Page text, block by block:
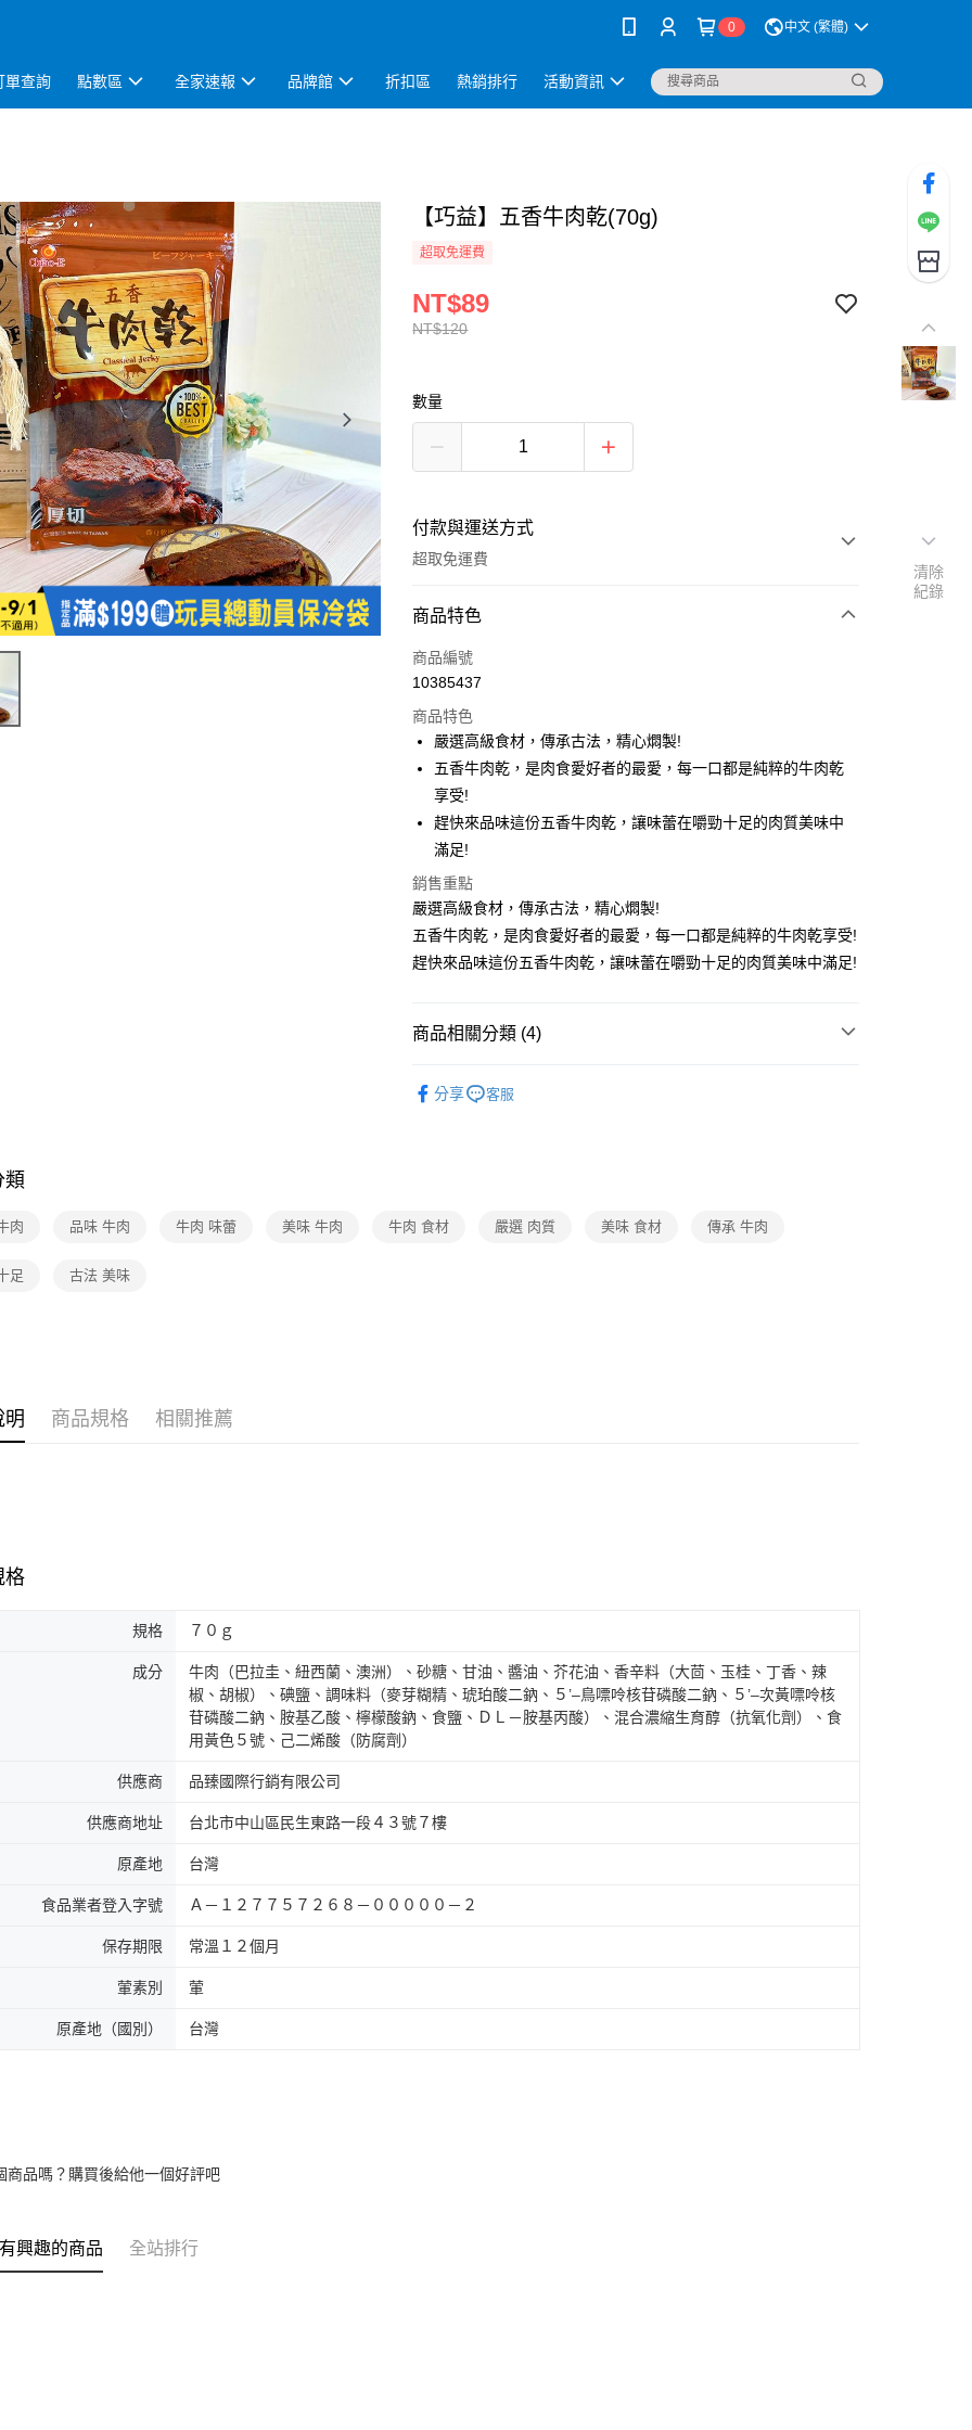
0 中文 (繁體)
單查詢 點數區 全家速報 品牌館 折扣區 熱銷排行 活動資訊
【巧益】五香牛肉乾(70g)
超取免運費
NT$120
NT$89
數量
付款與運送方式
超取免運費
付款方式
全家線上支付
運送方式
全家取貨付款
免運費
常溫-付款後全家取貨
免運費
商品特色
商品編號
10385437
商品特色
嚴選高級食材，傳承古法，精心燜製!
五香牛肉乾，是肉食愛好者的最愛，每一口都是純粹的牛肉乾
享受!
趕快來品味這份五香牛肉乾，讓味蕾在嚼勁十足的肉質美味中
滿足!
銷售重點
嚴選高級食材，傳承古法，精心燜製!
五香牛肉乾，是肉食愛好者的最愛，每一口都是純粹的牛肉乾享受!
趕快來品味這份五香牛肉乾，讓味蕾在嚼勁十足的肉質美味中滿足!
商品相關分類 (4)
分享 客服
類
肉 品味 牛肉 牛肉 味蕾 美味 牛肉 牛肉 食材 嚴選 肉質 美味 食材 傳承 牛肉
足 古法 美味
明 商品規格 相關推薦
格
規格 ７０ｇ
成分
牛肉（巴拉圭、紐西蘭、澳洲）、砂糖、甘油、醬油、芥花油、香辛料（大茴、玉桂、丁香、辣
椒、胡椒）、碘鹽、調味料（麥芽糊精、琥珀酸二鈉、５’–鳥嘌呤核苷磷酸二鈉、５’–次黃嘌呤核
苷磷酸二鈉、胺基乙酸、檸檬酸鈉、食鹽、ＤＬ－胺基丙酸）、混合濃縮生育醇（抗氧化劑）、食
用黃色５號、己二烯酸（防腐劑）
供應商 品臻國際行銷有限公司
供應商地址 台北市中山區民生東路一段４３號７樓
原產地 台灣
食品業者登入字號 Ａ－１２７７５７２６８－０００００－２
保存期限 常溫１２個月
葷素別 葷
原產地（國別） 台灣
商品嗎？購買後給他一個好評吧
興趣的商品 全站排行
清除
紀錄